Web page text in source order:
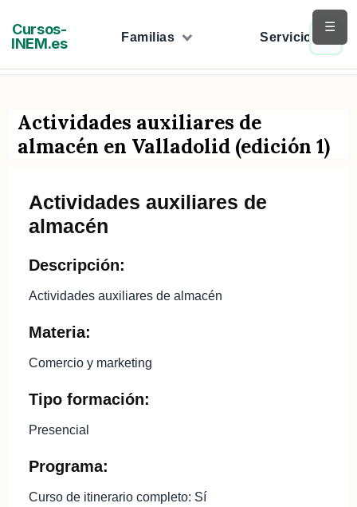
contenido
Cursos-
INEM.es
Familias Servicios
Actividades auxiliares de
almacén en Valladolid (edición 1)
Actividades auxiliares de
almacén
Descripción:
Actividades auxiliares de almacén
Materia:
Comercio y marketing
Tipo formación:
Presencial
Programa:
Curso de itinerario completo: Sí
☰